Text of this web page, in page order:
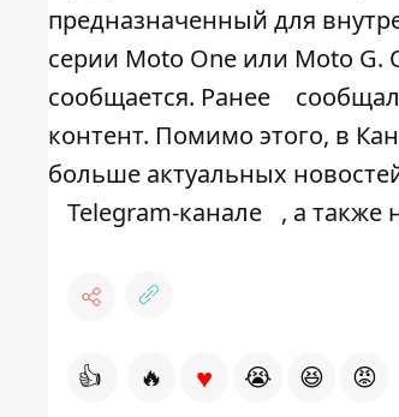
предназначенный для
серии Moto One или Moto G.
сообщается. Ранее
контент. Помимо этого, в
больше актуальных
Telegram-канале
, а также
👍 🔥 ♥ 😭 😆 😡